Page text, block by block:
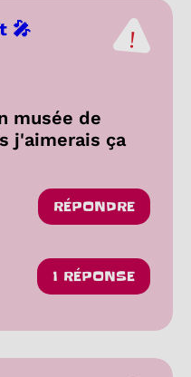
🎤
musée de
j'aimerais ça
réactions
RÉPONDRE
1 RÉPONSE